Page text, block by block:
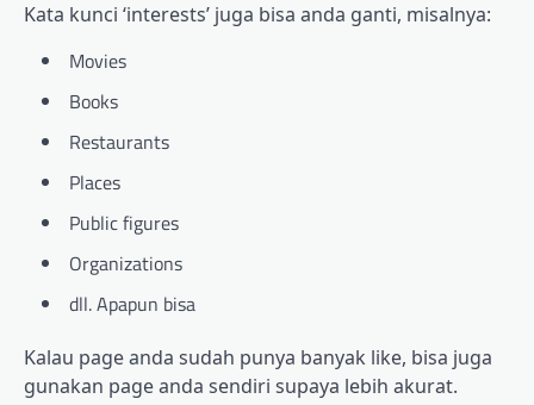
Kata kunci ‘interests’ juga bisa anda ganti, misalnya:
Movies
Books
Restaurants
Places
Public figures
Organizations
dll. Apapun bisa
Kalau page anda sudah punya banyak like, bisa juga
gunakan page anda sendiri supaya lebih akurat.